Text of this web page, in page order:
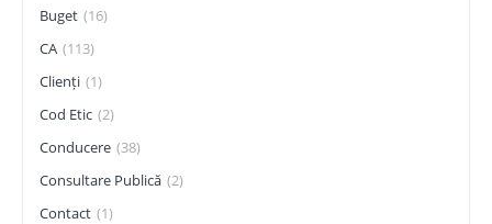
Buget (16)
CA (113)
Clienți (1)
Cod Etic (2)
Conducere (38)
Consultare Publică (2)
Contact (1)